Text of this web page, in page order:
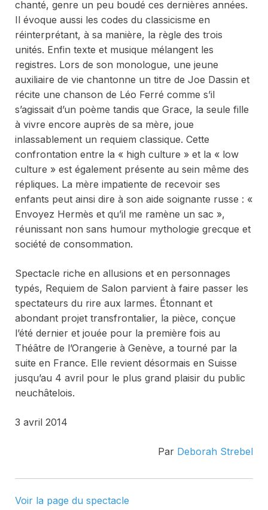
chanté, genre un peu boudé ces dernières années.
Il évoque aussi les codes du classicisme en
réinterprétant, à sa manière, la règle des trois
unités. Enfin texte et musique mélangent les
registres. Lors de son monologue, une jeune
auxiliaire de vie chantonne un titre de Joe Dassin et
récite une chanson de Léo Ferré comme s’il
s’agissait d’un poème tandis que Grace, la seule fille
à vivre encore auprès de sa mère, joue
inlassablement un requiem classique. Cette
confrontation entre la « high culture » et la « low
culture » est également présente au sein même des
répliques. La mère impatiente de recevoir ses
enfants peut ainsi dire à son aide soignante russe : «
Envoyez Hermès et qu’il me ramène un sac »,
réunissant non sans humour mythologie grecque et
société de consommation.
Spectacle riche en allusions et en personnages
typés, Requiem de Salon parvient à faire passer les
spectateurs du rire aux larmes. Étonnant et
abondant projet transfrontalier, la pièce, conçue
l’été dernier et jouée pour la première fois au
Théâtre de l’Orangerie à Genève, a tourné par la
suite en France. Elle revient désormais en Suisse
jusqu’au 4 avril pour le plus grand plaisir du public
neuchâtelois.
3 avril 2014
Par Deborah Strebel
Voir la page du spectacle